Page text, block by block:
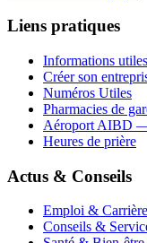
Liens pratiques
Informations utiles
Créer son
Numéros Utiles
Pharmacies de
Aéroport AIBD
Heures de prière
Actus & Conseils
Emploi & Carrière
Conseils &